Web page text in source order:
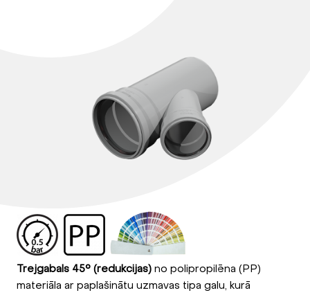
Trejgabals 45° (redukcijas) no polipropilēna (PP)
materiāla ar paplašinātu uzmavas tipa galu, kurā